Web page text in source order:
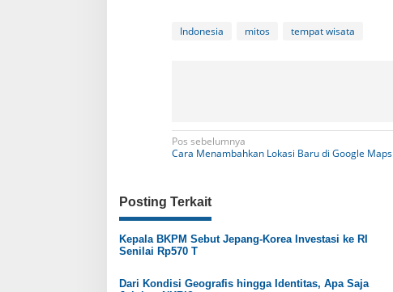
Indonesia mitos tempat wisata
N
v
i
g
a
s
Pos sebelumnya
Cara Menambahkan Lokasi Baru di Google Maps
Posting Terkait
Kepala BKPM Sebut Jepang-Korea Investasi ke RI
Senilai Rp570 T
Dari Kondisi Geografis hingga Identitas, Apa Saja